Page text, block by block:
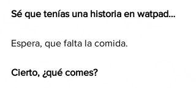
Sé que tenías una historia en watpad…
Espera, que falta la comida.
Cierto, ¿qué comes?